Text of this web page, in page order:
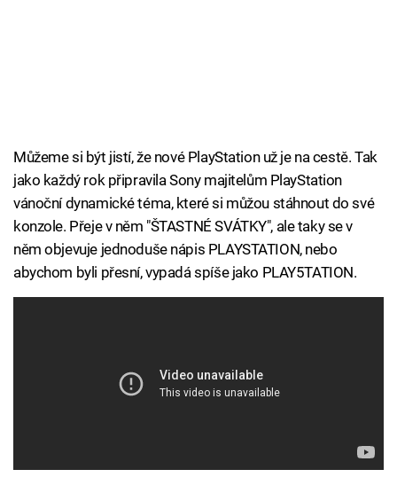
Můžeme si být jistí, že nové PlayStation už je na cestě. Tak
jako každý rok připravila Sony majitelům PlayStation
vánoční dynamické téma, které si můžou stáhnout do své
konzole. Přeje v něm "ŠTASTNÉ SVÁTKY", ale taky se v
něm objevuje jednoduše nápis PLAYSTATION, nebo
abychom byli přesní, vypadá spíše jako PLAY5TATION.